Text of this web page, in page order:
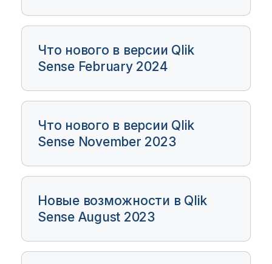
Что нового в версии Qlik
Sense February 2024
Что нового в версии Qlik
Sense November 2023
Новые возможности в Qlik
Sense August 2023